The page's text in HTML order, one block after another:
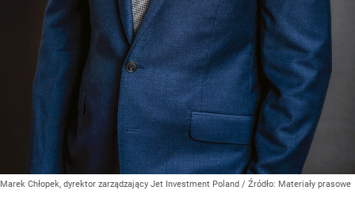
Marek Chłopek, dyrektor zarządzający Jet Investment Poland / Źródło: Materiały prasowe